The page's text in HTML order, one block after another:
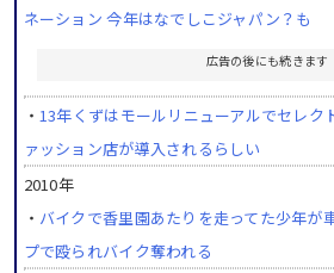
ネーション 今年はなでしこジャパン？も
広告の後にも続きます
・ 13年くずはモールリニューアルでセレク
ァッション店が導入されるらしい
2010年
・ バイクで香里園あたりを走ってた少年が
プで殴られバイク奪われる